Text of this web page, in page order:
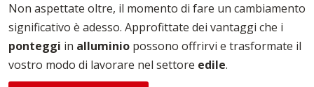
Non aspettate oltre, il momento di fare un cambiamento
significativo è adesso. Approfittate dei vantaggi che i
ponteggi in alluminio possono offrirvi e trasformate il
vostro modo di lavorare nel settore edile.